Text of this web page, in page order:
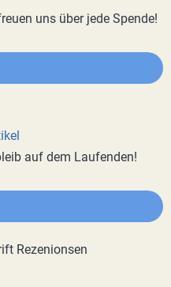
uns über jede Spende!
auf dem Laufenden!